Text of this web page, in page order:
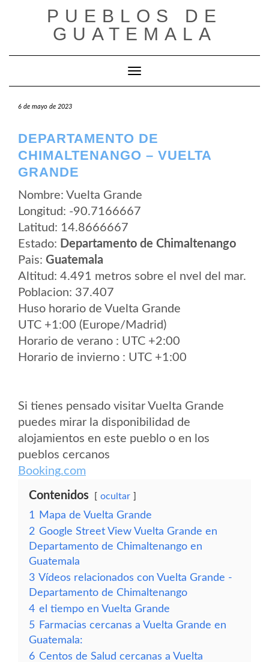
PUEBLOS DE
GUATEMALA
Cambiar modo de navegación
6 de mayo de 2023
DEPARTAMENTO DE
CHIMALTENANGO – VUELTA
GRANDE
Nombre: Vuelta Grande
Longitud: -90.7166667
Latitud: 14.8666667
Estado: Departamento de Chimaltenango
Pais: Guatemala
Altitud: 4.491 metros sobre el nvel del mar.
Poblacion: 37.407
Huso horario de Vuelta Grande
UTC +1:00 (Europe/Madrid)
Horario de verano : UTC +2:00
Horario de invierno : UTC +1:00
Si tienes pensado visitar Vuelta Grande
puedes mirar la disponibilidad de
alojamientos en este pueblo o en los
pueblos cercanos
Booking.com
Contenidos ocultar
1
Mapa de Vuelta Grande
2 Google Street View Vuelta Grande en
Departamento de Chimaltenango en
Guatemala
3 Vídeos relacionados con Vuelta Grande -
Departamento de Chimaltenango
4 el tiempo en Vuelta Grande
5 Farmacias cercanas a Vuelta Grande en
Guatemala:
6 Centos de Salud cercanas a Vuelta